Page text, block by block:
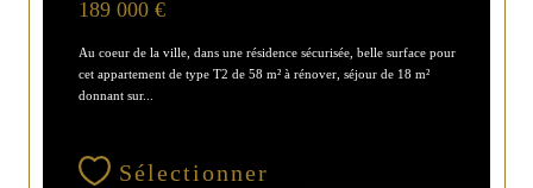
189 000 €
Au coeur de la ville, dans une résidence sécurisée, belle surface pour
cet appartement de type T2 de 58 m² à rénover, séjour de 18 m²
donnant sur...
Sélectionner